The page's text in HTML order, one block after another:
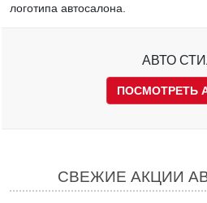
логотипа автосалона.
АВТО
ПОСМОТРЕТЬ
СВЕЖИЕ АКЦИИ